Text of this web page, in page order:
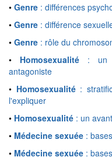
• Genre : différences
• Genre : différence
• Genre : rôle du
• Homosexualité : un
antagoniste
• Homosexualité :
l'expliquer
• Homosexualité : un
• Médecine sexuée :
• Médecine sexuée :